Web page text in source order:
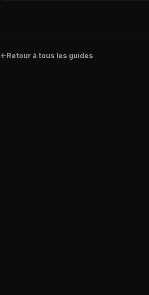
<-Retour à tous les guides